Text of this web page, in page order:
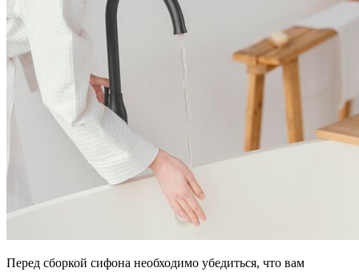
Перед сборкой сифона необходимо убедиться, что вам